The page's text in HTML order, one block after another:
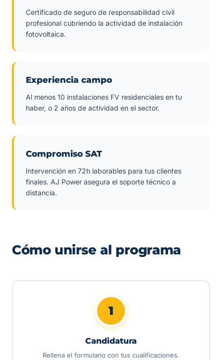
Certificado de seguro de responsabilidad civil
profesional cubriendo la actividad de instalación
fotovoltaica.
Experiencia campo
Al menos 10 instalaciones FV residenciales en tu
haber, o 2 años de actividad en el sector.
Compromiso SAT
Intervención en 72h laborables para tus clientes
finales. AJ Power asegura el soporte técnico a
distancia.
Cómo unirse al programa
1
Candidatura
Rellena el formulario con tus cualificaciones.